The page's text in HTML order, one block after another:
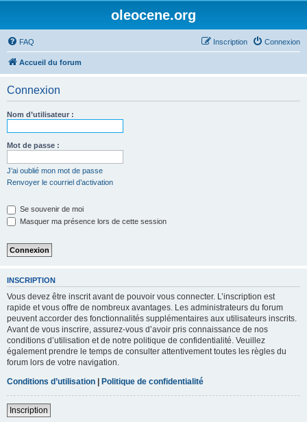
oleocene.org
FAQ Connexion
Inscription
Accueil du forum
Connexion
Nom d’utilisateur :
Mot de passe :
J’ai oublié mon mot de passe
Renvoyer le courriel d’activation
Se souvenir de moi
Masquer ma présence lors de cette session
INSCRIPTION
Vous devez être inscrit avant de pouvoir vous connecter. L’inscription est
rapide et vous offre de nombreux avantages. Les administrateurs du forum
peuvent accorder des fonctionnalités supplémentaires aux utilisateurs inscrits.
Avant de vous inscrire, assurez-vous d’avoir pris connaissance de nos
conditions d’utilisation et de notre politique de confidentialité. Veuillez
également prendre le temps de consulter attentivement toutes les règles du
forum lors de votre navigation.
Conditions d’utilisation | Politique de confidentialité
Inscription